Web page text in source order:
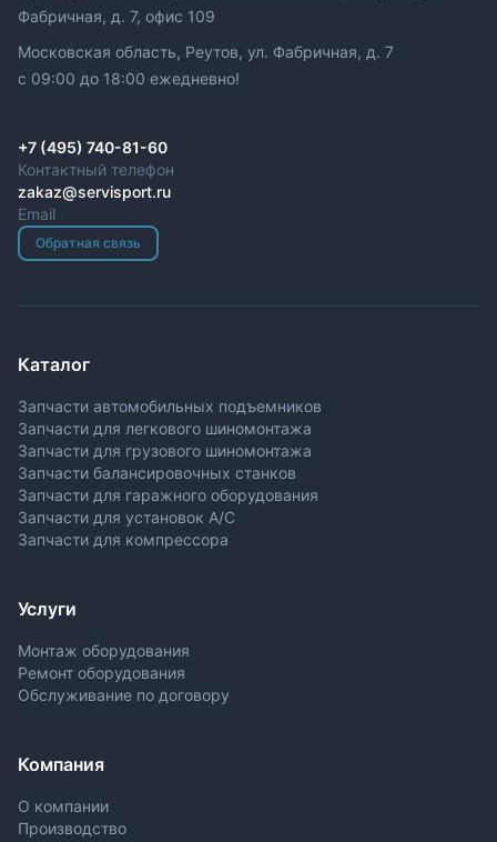
Фабричная, д. 7, офис 109
Московская область, Реутов, ул. Фабричная, д. 7
c 09:00 до 18:00 ежедневно!
+7 (495) 740-81-60
Контактный телефон
zakaz@servisport.ru
Email
Обратная связь
Каталог
Запчасти автомобильных подъемников
Запчасти для легкового шиномонтажа
Запчасти для грузового шиномонтажа
Запчасти балансировочных станков
Запчасти для гаражного оборудования
Запчасти для установок A/C
Запчасти для компрессора
Услуги
Монтаж оборудования
Ремонт оборудования
Обслуживание по договору
Компания
О компании
Производство